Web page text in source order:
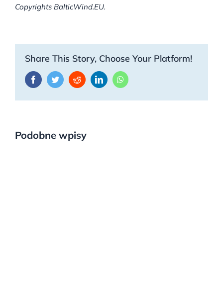
Copyrights BalticWind.EU.
Share This Story, Choose Your Platform!
FacebookTwitterRedditLinkedInWhatsApp
Podobne wpisy